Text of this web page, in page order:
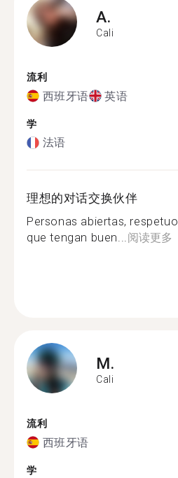
A.
Cali
流利
西班牙语 英语
学
法语
理想的对话交换伙伴
Personas abiertas,
que tengan buen...阅读更多
M.
Cali
流利
西班牙语
学